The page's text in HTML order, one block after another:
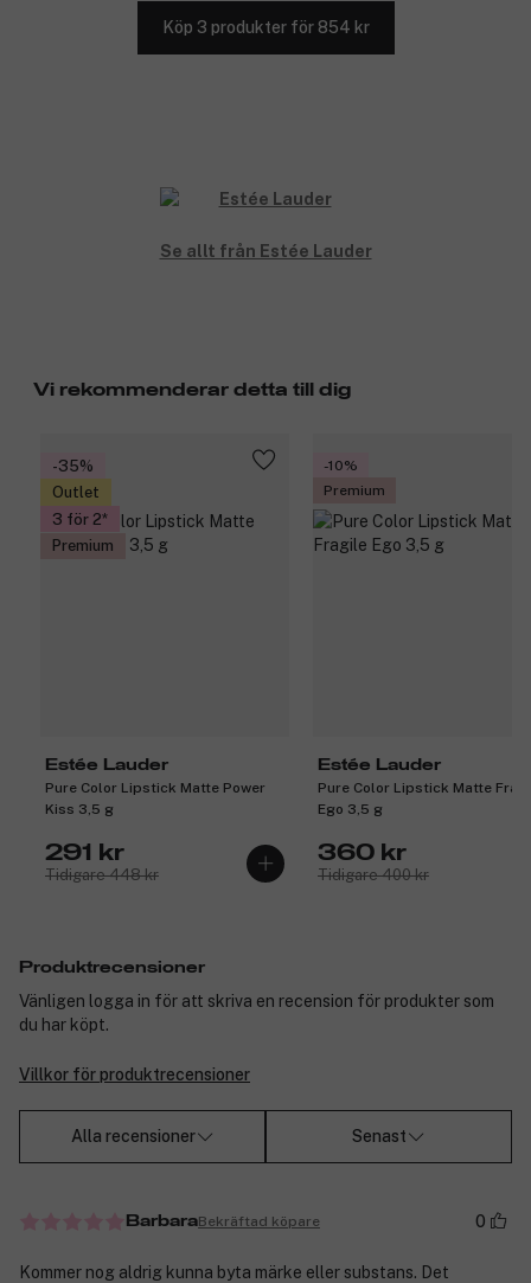
Köp 3 produkter för 854 kr
Se allt från Estée Lauder
Vi rekommenderar detta till dig
-35%
Outlet
3 för 2
Premium
Estée Lauder
Pure Color Lipstick Matte Power
Kiss 3,5 g
291 kr
Tidigare 448 kr
-10%
Premium
Estée Lauder
Pure Color Lipstick Matte
Ego 3,5 g
360 kr
Tidigare 400 kr
Produktrecensioner
Vänligen logga in för att skriva en recension för produkter som
du har köpt.
Villkor för produktrecensioner
Alla recensioner Senast
BarbaraBekräftad köpare 0
Kommer nog aldrig kunna byta märke eller substans. Det